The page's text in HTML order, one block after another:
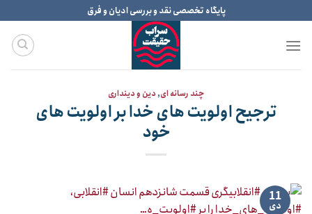
to
content
پایگاه تخصصی نقد و بررسی ادیان و فرق
چند رسانه ای,دین و دینداری
ترجیح اولویت های خدا بر اولویت های
خود
11
دی